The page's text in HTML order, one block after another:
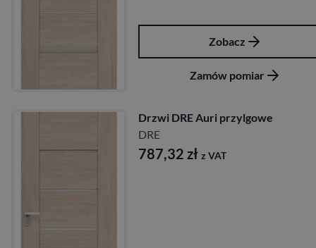
Zobacz
Zamów pomiar
Drzwi DRE Auri przylgowe
DRE
787,32 zł z VAT